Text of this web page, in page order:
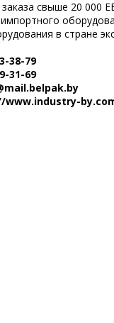
свыше 20 000
в стране
38-79
31-69
www.industry-